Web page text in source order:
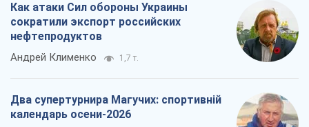
Как атаки Сил обороны Украины
сократили экспорт российских
нефтепродуктов
Андрей Клименко 1,7 т.
Два супертурнира Магучих: спортивній
календарь осени-2026